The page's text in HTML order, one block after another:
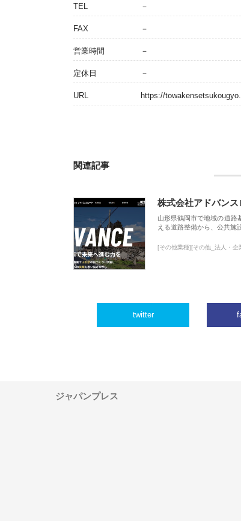
TEL －
FAX －
営業時間 －
定休日 －
URL https://
関連記事
株式会社アドバン
山形県鶴岡市で地域の道路
える道路整備から、公共施
[その他業種][その他_法人・企
twitter
ジャパンプレス